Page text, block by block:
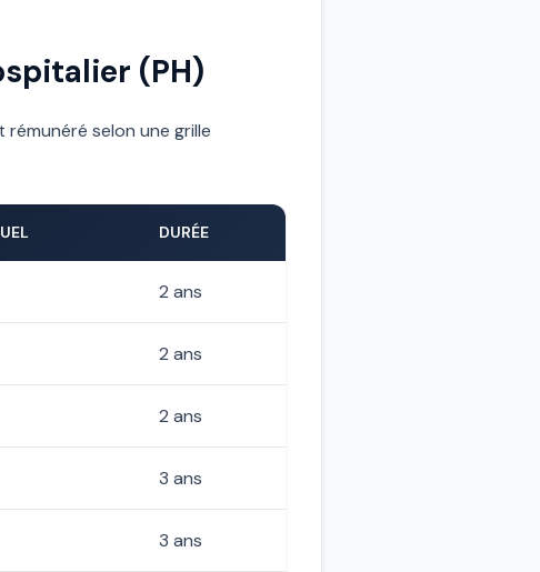
(PH)
selon une grille
DURÉE
2 ans
2 ans
2 ans
3 ans
3 ans